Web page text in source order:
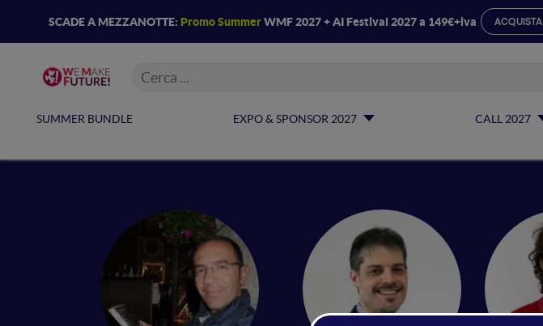
SCADE A MEZZANOTTE: Promo SummerWMF 2027 + AI Festival 2027 a 149€+iva ACQUISTA
SUMMER BUNDLE EXPO & SPONSOR 2027 CALL 2027